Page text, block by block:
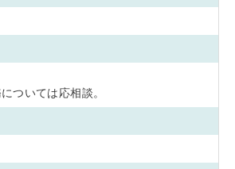
ついては応相談。